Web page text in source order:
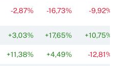
-2,87% -16,73% -9,92%
+3,03% +17,65% +10,75%
+11,38% +4,49% -12,81%